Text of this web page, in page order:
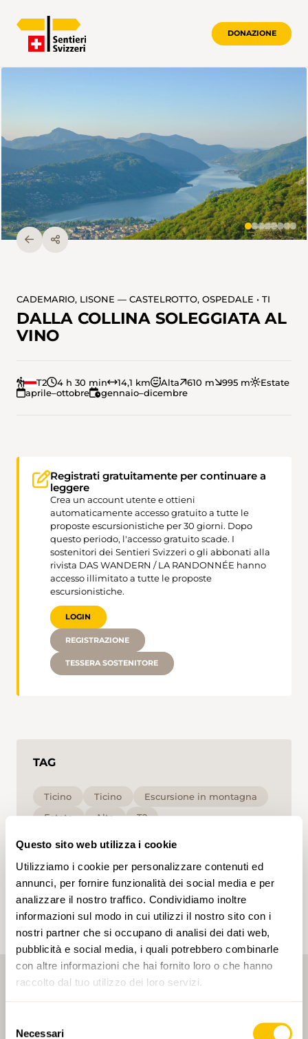
Questo sito web utilizza i cookie
Utilizziamo i cookie per personalizzare contenuti ed
annunci, per fornire funzionalità dei social media e per
analizzare il nostro traffico. Condividiamo inoltre
informazioni sul modo in cui utilizzi il nostro sito con i
nostri partner che si occupano di analisi dei dati web,
pubblicità e social media, i quali potrebbero combinarle
con altre informazioni che hai fornito loro o che hanno
raccolto dal tuo utilizzo dei loro servizi.
delNecessari
DONAZIONE
CADEMARIO, LISONE — CASTELROTTO, OSPEDALE • TI
DALLA COLLINA SOLEGGIATA AL
VINO
T2 4 h 30 min 14,1 km Alta 610 m 995 m
Estate
aprile–ottobre
gennaio–dicembre
Registrati gratuitamente per continuare a
leggere
Crea un account utente e ottieni
automaticamente accesso gratuito a tutte le
proposte escursionistiche per 30 giorni. Dopo
questo periodo, l'accesso gratuito scade. I
sostenitori dei Sentieri Svizzeri o gli abbonati alla
rivista DAS WANDERN / LA RANDONNÉE hanno
accesso illimitato a tutte le proposte
escursionistiche.
LOGIN
REGISTRAZIONE
TESSERA SOSTENITORE
TAG
Ticino Ticino
Escursione in montagna
Estate
Alta T2
account e ottenere contenuti personalizzati in base
ai tuoi interessi. I tag possono essere salvati solo in
un account.